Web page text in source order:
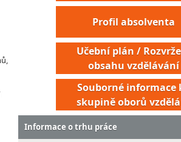
Profil absolventa
Učební plán /
obsahu vzdělávání
Souborné informace
skupině oborů
Informace o trhu práce